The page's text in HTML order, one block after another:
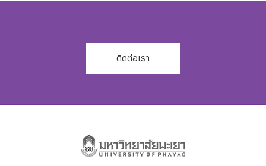
ติดต่อเรา